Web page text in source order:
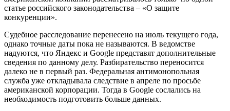
статье российского законодательства – «О защите
конкуренции».
Судебное расследование перенесено на июль текущего года,
однако точные даты пока не называются. В ведомстве
надуются, что Яндекс и Google представят дополнительные
сведения по данному делу. Разбирательство переносится
далеко не в первый раз. Федеральная антимонопольная
служба уже откладывала следствие в апреле по просьбе
американской корпорации. Тогда в Google сослались на
необходимость подготовить больше данных.